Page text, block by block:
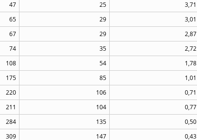
47 25 3,71
65 29 3,01
67 29 2,87
74 35 2,72
108 54 1,78
175 85 1,01
220 106 0,71
211 104 0,77
284 135 0,50
309 147 0,43